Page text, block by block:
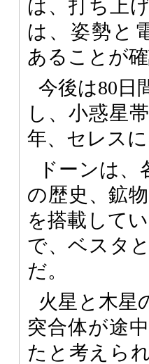
は、打ち上
は、姿勢と
あることが確
今後は80日
し、小惑星
年、セレス
ドーンは
の歴史、鉱
を搭載して
で、ベスタ
だ。
火星と木星
突合体が途
たと考えら